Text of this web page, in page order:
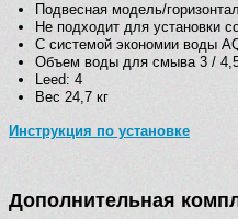
Подвесная модель/
Не подходит для установки
С системой экономии воды
Объем воды для смыва 3 /
Leed: 4
Вес 24,7 кг
Инструкция по установке
Дополнительная